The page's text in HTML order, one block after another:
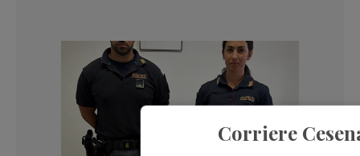
Corriere